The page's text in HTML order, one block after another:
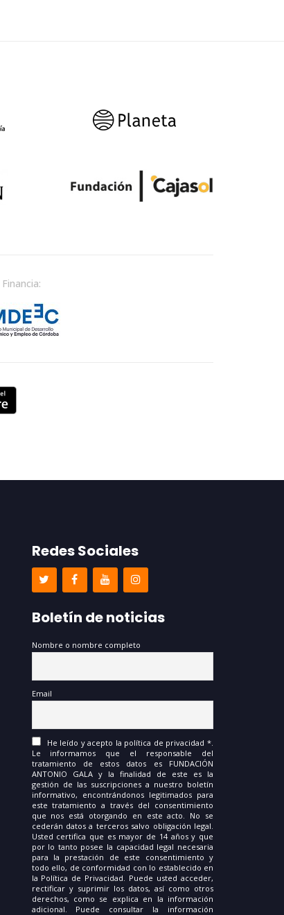
Financia:
Redes Sociales
Boletín de noticias
Nombre o nombre completo
Email
He leído y acepto la política de privacidad *.
Le informamos que el responsable del
tratamiento de estos datos es FUNDACIÓN
ANTONIO GALA y la finalidad de este es la
gestión de las suscripciones a nuestro boletín
informativo, encontrándonos legitimados para
este tratamiento a través del consentimiento
que nos está otorgando en este acto. No se
cederán datos a terceros salvo obligación legal.
Usted certifica que es mayor de 14 años y que
por lo tanto posee la capacidad legal necesaria
para la prestación de este consentimiento y
todo ello, de conformidad con lo establecido en
la Política de Privacidad. Puede usted acceder,
rectificar y suprimir los datos, así como otros
derechos, como se explica en la información
adicional. Puede consultar la información